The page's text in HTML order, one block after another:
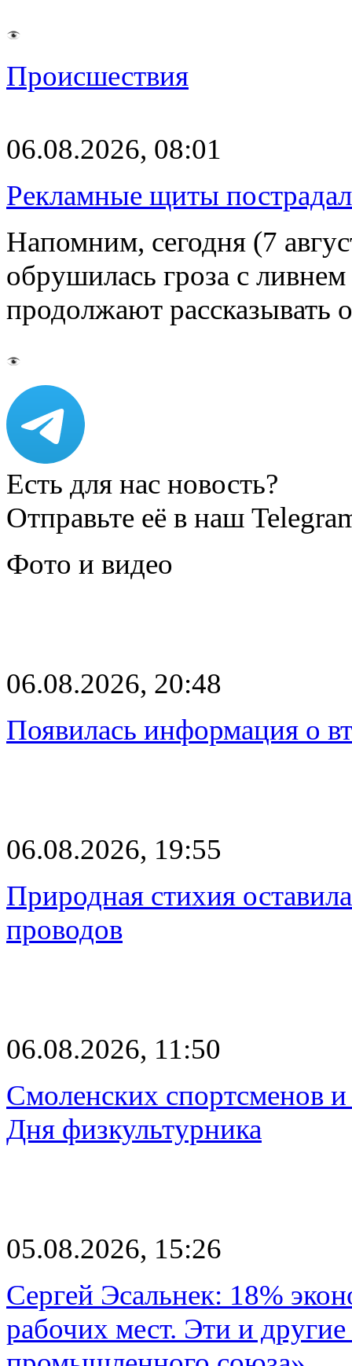
Происшествия
06.08.2026, 08:01
Рекламные щиты
Напомним, сегодня (7
обрушилась гроза с
продолжают рассказывать
Есть для нас новость?
Отправьте её в наш
Фото и видео
06.08.2026, 20:48
Появилась информация о
06.08.2026, 19:55
Природная стихия
проводов
06.08.2026, 11:50
Смоленских спортсменов
Дня физкультурника
05.08.2026, 15:26
Сергей Эсальнек: 18%
рабочих мест. Эти и